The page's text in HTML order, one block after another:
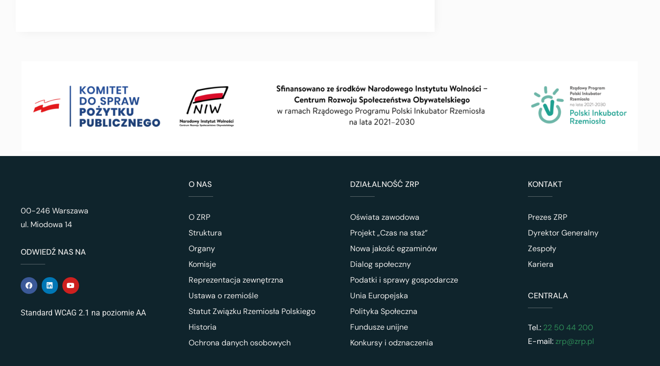
00-246 Warszawa
ul. Miodowa 14
ODWIEDŹ NAS NA
Standard WCAG 2.1 na poziomie AA
O NAS
O ZRP
Struktura
Organy
Komisje
Reprezentacja zewnętrzna
Ustawa o rzemiośle
Statut Związku Rzemiosła Polskiego
Historia
Ochrona danych osobowych
DZIAŁALNOŚĆ ZRP
Oświata zawodowa
Projekt „Czas na staż”
Nowa jakość egzaminów
Dialog społeczny
Podatki i sprawy gospodarcze
Unia Europejska
Polityka Społeczna
Fundusze unijne
Konkursy i odznaczenia
KONTAKT
Prezes ZRP
Dyrektor Generalny
Zespoły
Kariera
CENTRALA
Tel.:22 50 44 200
E-mail:zrp@zrp.pl